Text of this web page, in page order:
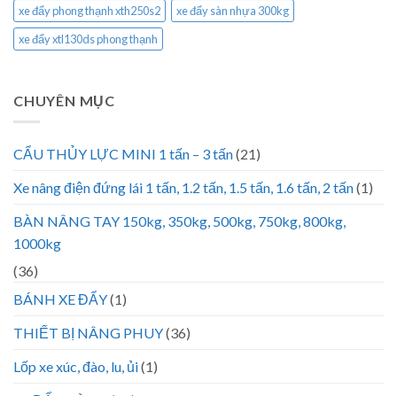
xe đẩy phong thạnh xth250s2
xe đẩy sàn nhựa 300kg
xe đẩy xtl130ds phong thạnh
CHUYÊN MỤC
CẨU THỦY LỰC MINI 1 tấn – 3 tấn(21)
Xe nâng điện đứng lái 1 tấn, 1.2 tấn, 1.5 tấn, 1.6 tấn, 2 tấn(1)
BÀN NÂNG TAY 150kg, 350kg, 500kg, 750kg, 800kg,
1000kg
(36)
BÁNH XE ĐẨY(1)
THIẾT BỊ NÂNG PHUY(36)
Lốp xe xúc, đào, lu, ủi(1)